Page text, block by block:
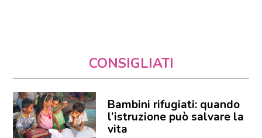
CONSIGLIATI
Bambini rifugiati: quando
l’istruzione può salvare la
vita